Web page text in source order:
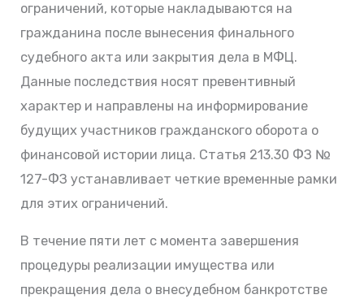
ограничений, которые накладываются на
гражданина после вынесения финального
судебного акта или закрытия дела в МФЦ.
Данные последствия носят превентивный
характер и направлены на информирование
будущих участников гражданского оборота о
финансовой истории лица. Статья 213.30 ФЗ №
127-ФЗ устанавливает четкие временные рамки
для этих ограничений.
В течение пяти лет с момента завершения
процедуры реализации имущества или
прекращения дела о внесудебном банкротстве